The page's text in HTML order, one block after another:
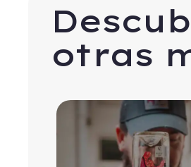
otras